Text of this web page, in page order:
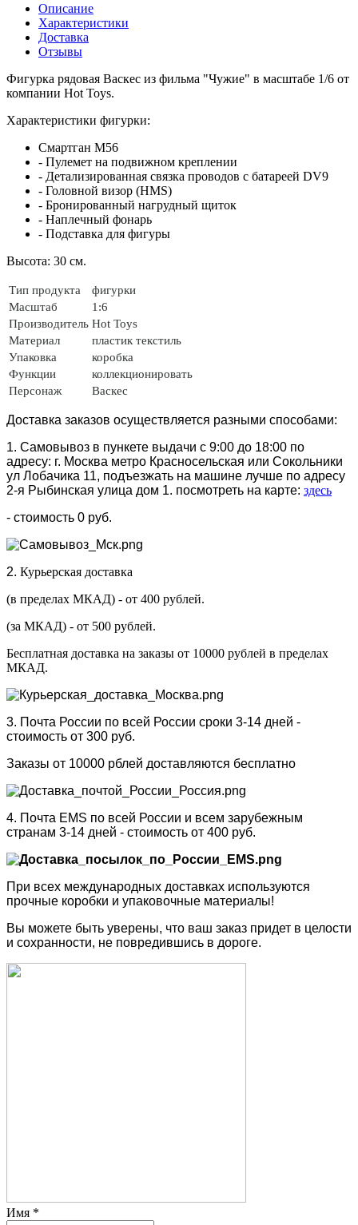
Описание
Характеристики
Доставка
Отзывы
Фигурка рядовая Васкес из фильма "Чужие" в масштабе 1/6 от
компании Hot Toys.
Характеристики фигурки:
Смартган M56
- Пулемет на подвижном креплении
- Детализированная связка проводов с батареей DV9
- Головной визор (HMS)
- Бронированный нагрудный щиток
- Наплечный фонарь
- Подставка для фигуры
Высота: 30 см.
Тип продукта
фигурки
Масштаб
1:6
Производитель Hot Toys
Материал
пластик текстиль
Упаковка
коробка
Функции
коллекционировать
Персонаж
Васкес
Доставка заказов осуществляется разными способами:
1. Самовывоз в пункете выдачи с 9:00 до 18:00 по
адресу: г. Москва метро Красносельская или Сокольники
ул Лобачика 11, подъезжать на машине лучше по адресу
2-я Рыбинская улица дом 1. посмотреть на карте: здесь
- стоимость 0 руб.
2. Курьерская доставка
(в пределах МКАД) - от 400 рублей.
(за МКАД) - от 500 рублей.
Бесплатная доставка на заказы от 10000 рублей в пределах
МКАД.
3. Почта России по всей России сроки 3-14 дней -
стоимость от 300 руб.
Заказы от 10000 рблей доставляются бесплатно
4. Почта EMS по всей России и всем зарубежным
странам 3-14 дней - стоимость от 400 руб.
При всех международных доставках используются
прочные коробки и упаковочные материалы!
Вы можете быть уверены, что ваш заказ придет в целости
и сохранности, не повредившись в дороге.
Имя *